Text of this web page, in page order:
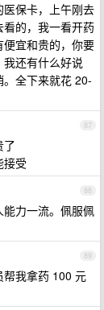
保卡，上午刚去
的，我一看开药
宜和贵的，你要
还有什么好说
全下来就花 20-
87
了
接受
88
力一流。佩服佩
89
帮我拿药 100 元